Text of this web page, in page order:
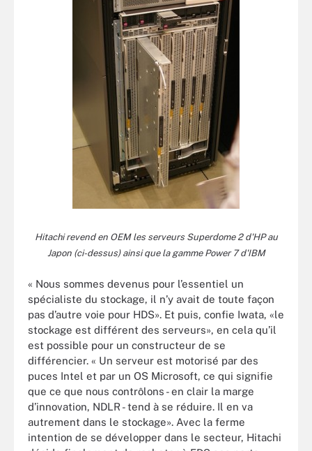
Hitachi revend en OEM les serveurs Superdome 2 d'HP au
Japon (ci-dessus) ainsi que la gamme Power 7 d'IBM
« Nous sommes devenus pour l’essentiel un
spécialiste du stockage, il n’y avait de toute façon
pas d’autre voie pour HDS». Et puis, confie Iwata, «le
stockage est différent des serveurs», en cela qu’il
est possible pour un constructeur de se
différencier. « Un serveur est motorisé par des
puces Intel et par un OS Microsoft, ce qui signifie
que ce que nous contrôlons - en clair la marge
d’innovation, NDLR - tend à se réduire. Il en va
autrement dans le stockage». Avec la ferme
intention de se développer dans le secteur, Hitachi